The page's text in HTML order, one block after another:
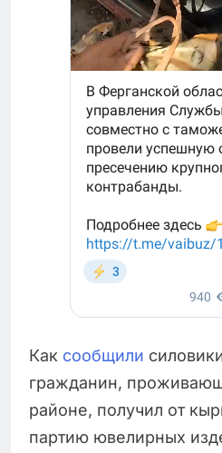
Как сообщили
гражданин,
районе, получил от
партию ювелирных